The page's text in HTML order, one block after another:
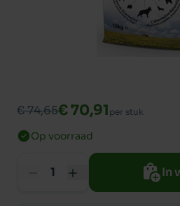
€ 74,65€ 70,91 per stuk
Op voorraad
In